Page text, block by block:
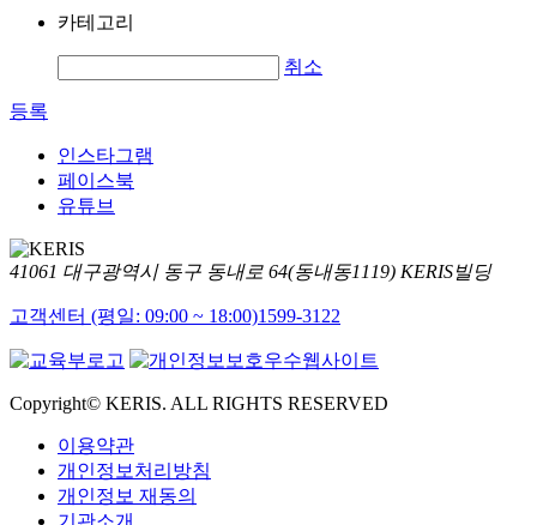
카테고리
취소
등록
인스타그램
페이스북
유튜브
41061 대구광역시 동구 동내로 64(동내동1119) KERIS빌딩
고객센터 (평일: 09:00 ~ 18:00)1599-3122
Copyright© KERIS. ALL RIGHTS RESERVED
이용약관
개인정보처리방침
개인정보 재동의